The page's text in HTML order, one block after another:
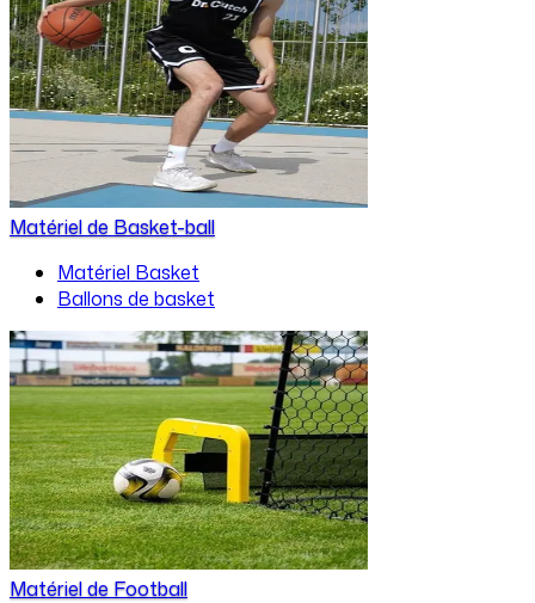
Matériel de Basket-ball
Matériel Basket
Ballons de basket
Matériel de Football